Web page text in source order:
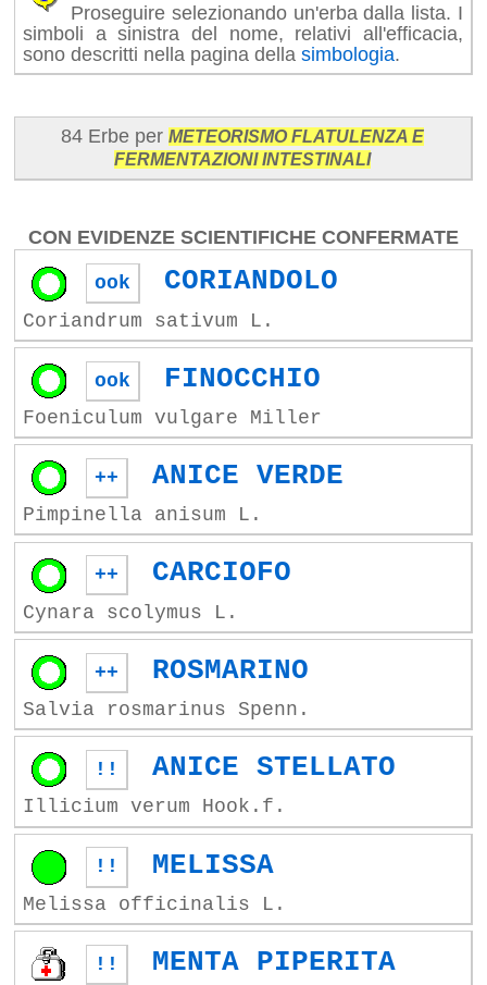
Proseguire selezionando un'erba dalla lista. I
simboli a sinistra del nome, relativi all'efficacia,
sono descritti nella pagina dellasimbologia.
84 Erbe perMETEORISMO FLATULENZA E
FERMENTAZIONI INTESTINALI
CON EVIDENZE SCIENTIFICHE CONFERMATE
ook CORIANDOLO
Coriandrum sativum L.
ook FINOCCHIO
Foeniculum vulgare Miller
++ ANICE VERDE
Pimpinella anisum L.
++ CARCIOFO
Cynara scolymus L.
++ ROSMARINO
Salvia rosmarinus Spenn.
!! ANICE STELLATO
Illicium verum Hook.f.
!! MELISSA
Melissa officinalis L.
!! MENTA PIPERITA